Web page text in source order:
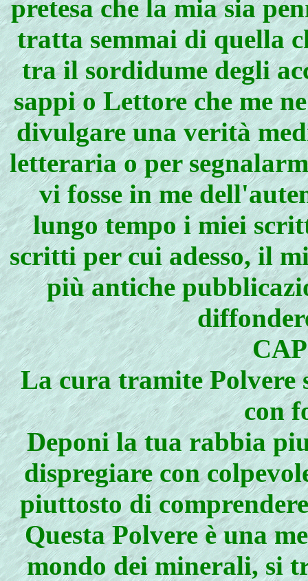
pretesa che la mia sia
tratta semmai di quella
tra il sordidume degli
sappi o Lettore che me
divulgare una verità
letteraria o per
vi fosse in me
lungo tempo i miei
scritti per cui adesso, il
più antiche
La cura tramite Polvere
con
Deponi la tua rabbia
dispregiare con
piuttosto di
Questa Polvere è una
mondo dei minerali, si